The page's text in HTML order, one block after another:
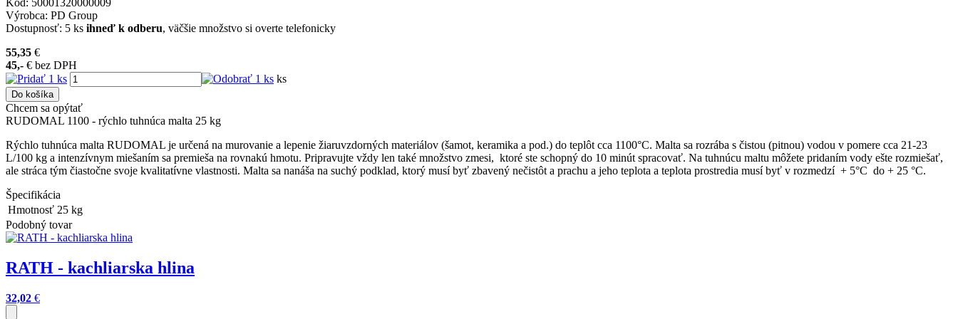
Výrobca: PD Group
Dostupnosť: 5 ks ihneď k odberu, väčšie množstvo si overte telefonicky
55,35 €
45,- € bez DPH
ks
Do košíka
Chcem sa opýtať
RUDOMAL 1100 - rýchlo tuhnúca malta 25 kg
Rýchlo tuhnúca malta RUDOMAL je určená na murovanie a lepenie žiaruvzdorných materiálov (šamot, keramika a pod.) do teplôt cca 1100°C. Malta sa rozrába s čistou (pitnou) vodou v pomere cca 21-23
L/100 kg a intenzívnym miešaním sa premieša na rovnakú hmotu. Pripravujte vždy len také množstvo zmesi, ktoré ste schopný do 10 minút spracovať. Na tuhnúcu maltu môžete pridaním vody ešte rozmiešať,
ale stráca tým čiastočne svoje kvalitatívne vlastnosti. Malta sa nanáša na suchý podklad, ktorý musí byť zbavený nečistôt a prachu a jeho teplota a teplota prostredia musí byť v rozmedzí + 5°C do + 25 °C.
Špecifikácia
Hmotnosť 25 kg
Podobný tovar
RATH - kachliarska hlina
32,02 €